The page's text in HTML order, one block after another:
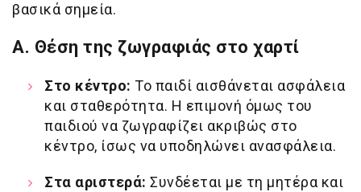
βασικά σημεία.
Α. Θέση της ζωγραφιάς στο χαρτί
Στο κέντρο: Το παιδί αισθάνεται ασφάλεια
και σταθερότητα. Η επιμονή όμως του
παιδιού να ζωγραφίζει ακριβώς στο
κέντρο, ίσως να υποδηλώνει ανασφάλεια.
Στα αριστερά: Συνδέεται με τη μητέρα και